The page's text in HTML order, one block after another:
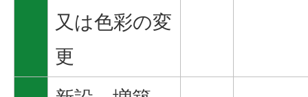
又は色彩の変
更